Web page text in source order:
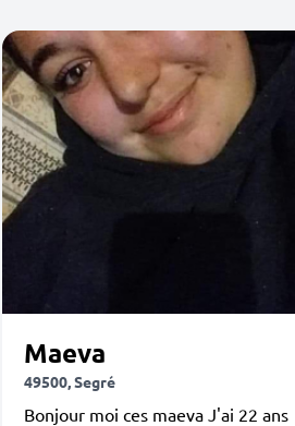
Maeva
49500, Segré
Bonjour moi ces maeva J'ai 22 ans